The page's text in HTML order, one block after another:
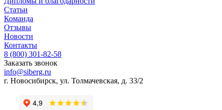
Статьи
Команда
Отзывы
Новости
Контакты
8 (800) 301-82-58
Заказать звонок
info@siberg.ru
г. Новосибирск, ул. Толмачевская, д. 33/2